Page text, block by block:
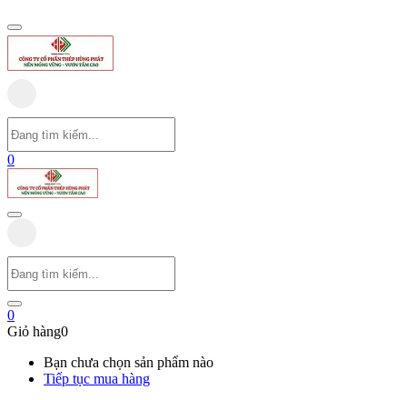
0
0
Giỏ hàng0
Bạn chưa chọn sản phẩm nào
Tiếp tục mua hàng